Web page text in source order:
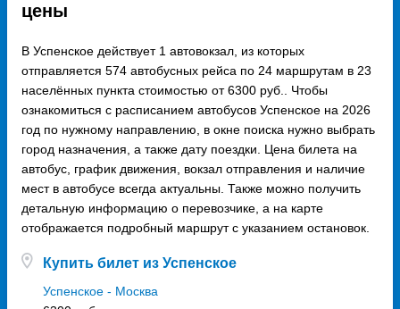
цены
В Успенское действует 1 автовокзал, из которых
отправляется 574 автобусных рейса по 24 маршрутам в 23
населённых пункта стоимостью от 6300 руб.. Чтобы
ознакомиться с расписанием автобусов Успенское на 2026
год по нужному направлению, в окне поиска нужно выбрать
город назначения, а также дату поездки. Цена билета на
автобус, график движения, вокзал отправления и наличие
мест в автобусе всегда актуальны. Также можно получить
детальную информацию о перевозчике, а на карте
отображается подробный маршрут с указанием остановок.
Купить билет из Успенское
Успенское - Москва